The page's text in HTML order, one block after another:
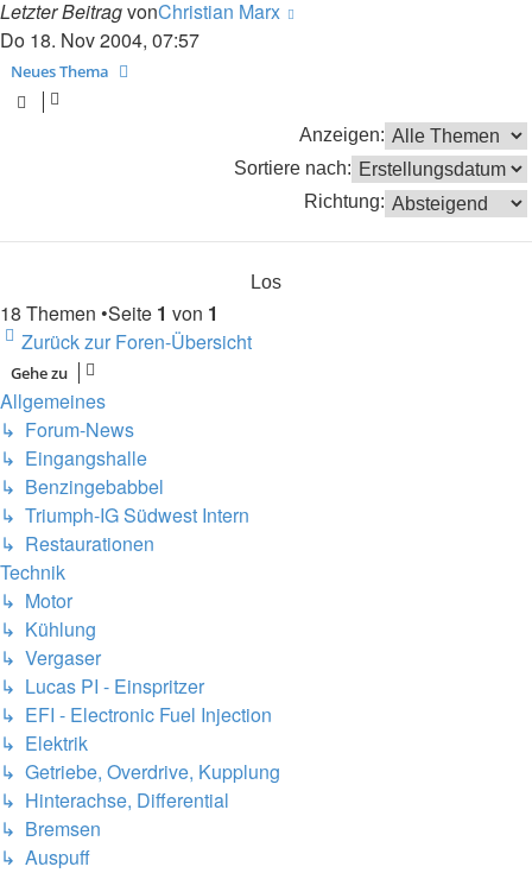
Letzter BeitragvonChristian Marx
Do 18. Nov 2004, 07:57
Neues Thema
Anzeigen:
Sortiere nach:
Richtung:
18 Themen •Seite 1 von 1
Zurück zur Foren-Übersicht
Gehe zu
Allgemeines
↳ Forum-News
↳ Eingangshalle
↳ Benzingebabbel
↳ Triumph-IG Südwest Intern
↳ Restaurationen
Technik
↳ Motor
↳ Kühlung
↳ Vergaser
↳ Lucas PI - Einspritzer
↳ EFI - Electronic Fuel Injection
↳ Elektrik
↳ Getriebe, Overdrive, Kupplung
↳ Hinterachse, Differential
↳ Bremsen
↳ Auspuff